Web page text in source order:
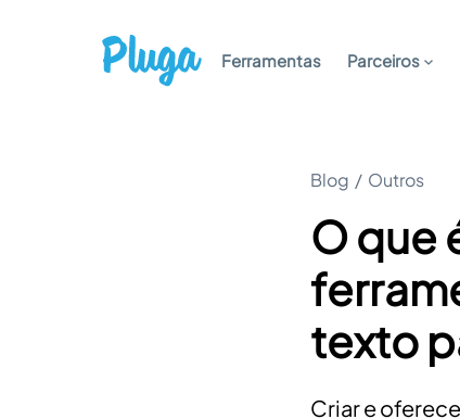
Ferramentas Parceiros
Blog / Outros
O que
texto
Criar e